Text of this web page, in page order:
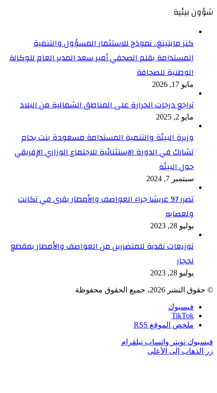
شؤون بيئية
كنز ماينينغ.. نموذج للاستثمار المسؤول والتنمية
المستدامة بقلم الصحفي أمير سعد المدير العام للوكالة
الوطنية للصحافة
مايو 17, 2026
تراجع درجات الحرارة على المناطق الشمالية من البلاد
مايو 2, 2025
وزيرة البيئة والتنمية المستدامة مسعودة بنت بحام
تشارك في الدورة الاستثنائية للاجتماع الوزاري الإفريقي
حول البيئة
سبتمبر 7, 2024
تضرر 97 عريشا جراء العواصف والأمطار بقرى في تكانت
ولعصابه
يوليو 28, 2023
توزيعات نقدية للمتضررين من العواصف والأمطار بمقطع
لحجار
يوليو 28, 2023
© حقوق النشر 2026، جميع الحقوق محفوظة
فيسبوك
TikTok
ملخص الموقع RSS
فيسبوك تويتر واتساب تيلقرام
زر الذهاب إلى الأعلى